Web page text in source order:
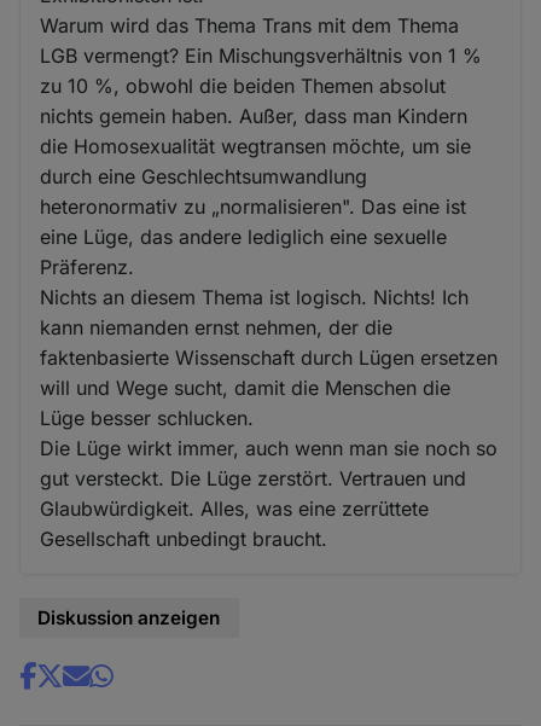
Warum wird das Thema Trans mit dem Thema
LGB vermengt? Ein Mischungsverhältnis von 1 %
zu 10 %, obwohl die beiden Themen absolut
nichts gemein haben. Außer, dass man Kindern
die Homosexualität wegtransen möchte, um sie
durch eine Geschlechtsumwandlung
heteronormativ zu „normalisieren". Das eine ist
eine Lüge, das andere lediglich eine sexuelle
Präferenz.
Nichts an diesem Thema ist logisch. Nichts! Ich
kann niemanden ernst nehmen, der die
faktenbasierte Wissenschaft durch Lügen ersetzen
will und Wege sucht, damit die Menschen die
Lüge besser schlucken.
Die Lüge wirkt immer, auch wenn man sie noch so
gut versteckt. Die Lüge zerstört. Vertrauen und
Glaubwürdigkeit. Alles, was eine zerrüttete
Gesellschaft unbedingt braucht.
Diskussion anzeigen
Share